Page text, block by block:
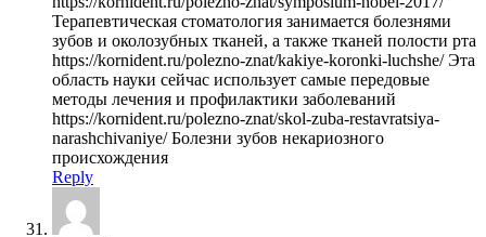
Терапевтическая стоматология занимается болезнями
зубов и околозубных тканей, а также тканей полости рта
https://kornident.ru/polezno-znat/kakiye-koronki-luchshe/ Эта
область науки сейчас использует самые передовые
методы лечения и профилактики заболеваний
https://kornident.ru/polezno-znat/skol-zuba-restavratsiya-
narashchivaniye/ Болезни зубов некариозного
происхождения
Reply